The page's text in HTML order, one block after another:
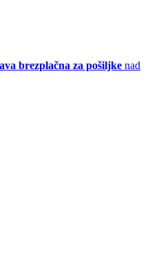
brezplačna za pošiljke nad